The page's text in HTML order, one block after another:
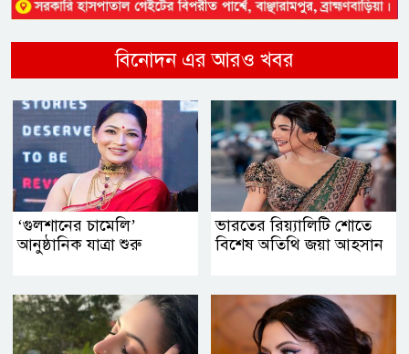
বিনোদন এর আরও খবর
‘গুলশানের চামেলি’
আনুষ্ঠানিক যাত্রা শুরু
ভারতের রিয়্যালিটি শোতে
বিশেষ অতিথি জয়া আহসান